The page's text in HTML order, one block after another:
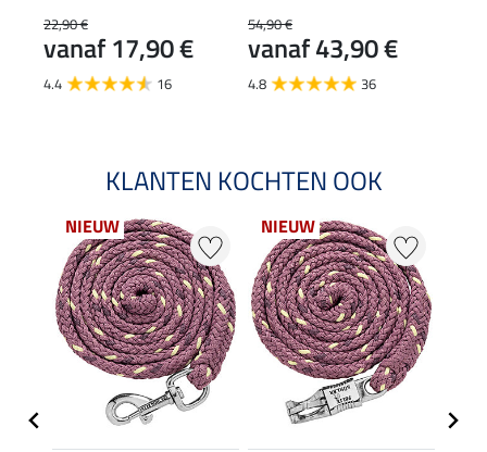
22,90 €
vanaf 17,90 €
4.4 16
54,90 €
vanaf 43,90 €
4.8 36
KLANTEN KOCHTEN OOK
NIEUW NIEUW